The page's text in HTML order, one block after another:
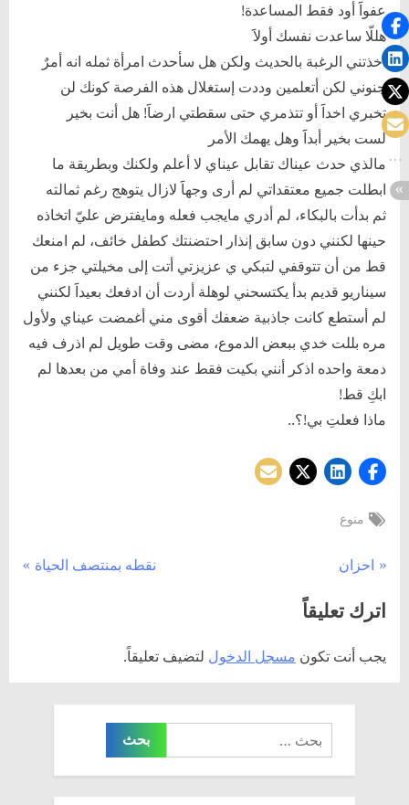
عفواََ أود فقط المساعدة!
هللّا ساعدت نفسك أولاََ
اخذتني الرغبة بالحديث ولكن هل سأحدث امرأة ثمله انه أمرٌ
جنوني لكن أتعلمين وددت إستغلال هذه الفرصة كونك لن
تخبري اخداََ أو تتذمري حتى سقطتي ارضاََ! هل أنت بخير
لست بخير أبداََ وهل يهمك الأمر
مالذي حدث عيناك تقابل عيناي لا أعلم ولكنك وبطريقة ما
ابطلت جميع معتقداتي لم أرى وجهاََ لازال يتوهج رغم ثمالته
ثم بدأت بالبكاء، لم أدري مايجب فعله ومايفترض عليّ اتخاذه
حينها لكنني دون سابق إنذار احتضنتك كطفل خائف، لم امنعك
قط من أن تتوقفي لتبكي ي عزيزتي أتت إلى مخيلتي جزء من
سيناريو قديم بدأ يكتسحني لوهلة أردت أن ادفعك بعيداََ لكنني
لم أستطع كانت جاذبية ضعفك أقوى مني أغمضت عيناي ولأول
مره بللت خدي ببعض الدموع، مضى وقت طويل لم اذرف فيه
دمعة واحده اذكر أنني بكيت فقط عند وفاة أمي من بعدها لم
ابكِ قط!
ماذا فعلتِ بي!؟..
Tags:
منوع
تصفّح
المقالات
P
e
i
احزان
N
P
نقطه بمنتصف الحياة
اترك تعليقاً
يجب أنت تكون مسجل الدخول لتضيف تعليقاً.
البحث
عن: